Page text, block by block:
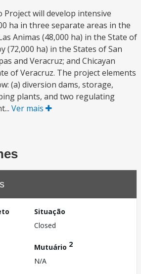
Project will develop intensive
ha in three separate areas in the
Animas (48,000 ha) in the State of
(72,000 ha) in the States of San
and Veracruz; and Chicayan
of Veracruz. The project elements
(a) diversion dams, storage,
plants, and two regulating
Ver mais
Situação
Closed
Mutuário 2
N/A